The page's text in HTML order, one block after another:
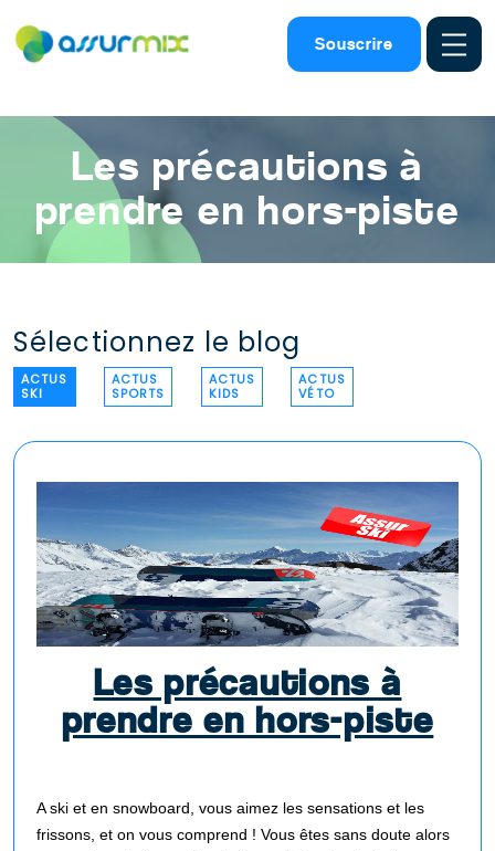
Souscrire
Assurance ski Precautions hors piste
Les précautions à
prendre en hors-piste
Sélectionnez le blog
ACTUS
SKI
ACTUS
SPORTS
ACTUS
KIDS
ACTUS
VÉTO
Les précautions à
prendre en hors-piste
A ski et en snowboard, vous aimez les sensations et les
frissons, et on vous comprend ! Vous êtes sans doute alors